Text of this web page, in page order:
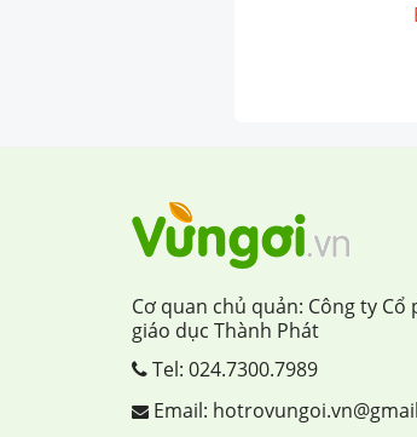
Cơ quan chủ quản: Công ty Cổ
giáo dục Thành Phát
Tel: 024.7300.7989
Email: